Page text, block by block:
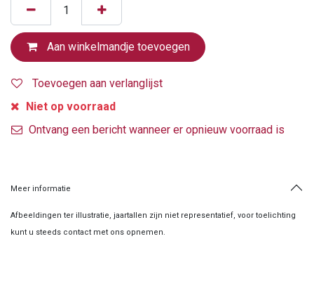
Aan winkelmandje toevoegen
Toevoegen aan verlanglijst
Niet op voorraad
Ontvang een bericht wanneer er opnieuw voorraad is
Meer informatie
Afbeeldingen ter illustratie, jaartallen zijn niet representatief, voor toelichting
kunt u steeds contact met ons opnemen.